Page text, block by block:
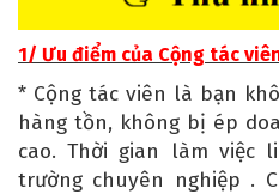
1/ Ưu điểm của Cộng tác
* Cộng tác viên là bạn
hàng tồn, không bị ép
cao. Thời gian làm việc
trường chuyên nghiệp .